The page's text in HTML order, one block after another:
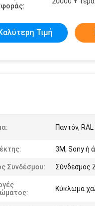
Τιμή
Παντόν, RAL
3M, Sony ή
Συνδέσμου: Σύνδεσμος
Κύκλωμα